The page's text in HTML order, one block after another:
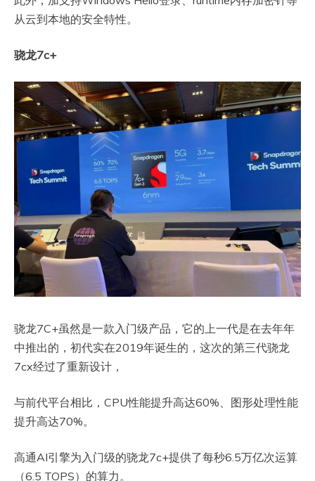
从云到本地的安全特性。
骁龙7c+
骁龙7C+虽然是一款入门级产品，它的上一代是在去年年
中推出的，初代实在2019年诞生的，这次的第三代骁龙
7cx经过了重新设计，
与前代平台相比，CPU性能提升高达60%、图形处理性能
提升高达70%。
高通AI引擎为入门级的骁龙7c+提供了每秒6.5万亿次运算
（6.5 TOPS）的算力。